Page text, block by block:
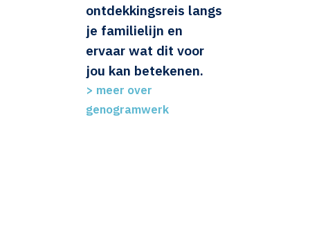
ontdekkingsreis langs
je familielijn en
ervaar wat dit voor
jou kan betekenen.
> meer over
genogramwerk